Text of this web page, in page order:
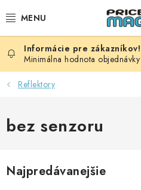
na
BATÉRIE
AUDIO - VIDEO
DOMÁCNOSŤ
Minimálna hodnota
Reflektory
bez senzoru
Najpredávanejšie